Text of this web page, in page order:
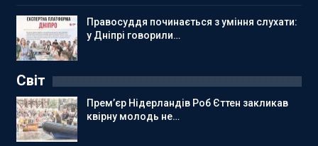
Правосуддя починається з уміння слухати:
у Дніпрі говорили…
Світ
Прем’єр Нідерландів Роб Єттен закликав
квірну молодь не…